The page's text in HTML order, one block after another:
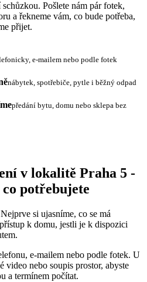
Pošlete nám pár fotek,
a řekneme vám, co bude potřeba,
přijet.
e-mailem nebo podle fotek
nábytek, spotřebiče, pytle i běžný odpad
předání bytu, domu nebo sklepa bez
v lokalitě Praha 5 -
potřebujete
si ujasníme, co se má
k domu, jestli je k dispozici
e-mailem nebo podle fotek. U
video nebo soupis prostor, abyste
a termínem počítat.